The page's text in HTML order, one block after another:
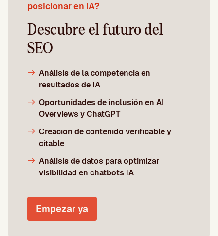
posicionar en IA?
Descubre el futuro del
SEO
Análisis de la competencia en
resultados de IA
Oportunidades de inclusión en AI
Overviews y ChatGPT
Creación de contenido verificable y
citable
Análisis de datos para optimizar
visibilidad en chatbots IA
Empezar ya